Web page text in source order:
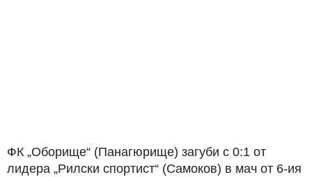
ФК „Оборище“ (Панагюрище) загуби с 0:1 от
лидера „Рилски спортист“ (Самоков) в мач от 6-ия